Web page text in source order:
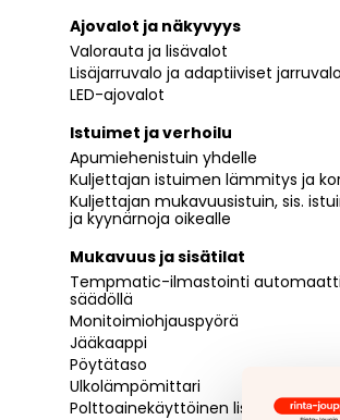
Ajovalot ja näkyvyys
Valorauta ja lisävalot
Lisäjarruvalo ja adaptiiviset
LED-ajovalot
Istuimet ja verhoilu
Apumiehenistuin yhdelle
Kuljettajan istuimen lämmitys ja
Kuljettajan mukavuusistuin, sis.
ja kyynärnoja oikealle
Mukavuus ja sisätilat
Tempmatic-ilmastointi
säädöllä
Monitoimiohjauspyörä
Jääkaappi
Pöytätaso
Ulkolämpömittari
Polttoainekäyttöinen lisälämmitin